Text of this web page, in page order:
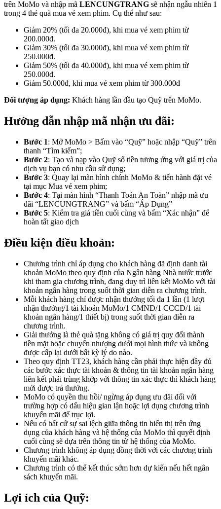
trên MoMo và nhập mã LENCUNGTRANG sẽ nhận ngẫu nhiên 1
trong 4 thẻ quà mua vé xem phim. Cụ thể như sau:
Giảm 20% (tối đa 20.000đ), khi mua vé xem phim từ
200.000đ.
Giảm 30% (tối đa 30.000đ), khi mua vé xem phim từ
250.000đ.
Giảm 50% (tối đa 40.000đ), khi mua vé xem phim từ
250.000đ.
Giảm 50.000đ, khi mua vé xem phim từ 300.000đ
Đối tượng áp dụng: Khách hàng lần đầu tạo Quỹ trên MoMo.
Hướng dẫn nhập mã nhận ưu đãi:
Bước 1: Mở MoMo > Bấm vào “Quỹ” hoặc nhập “Quỹ” trên
thanh “Tìm kiếm”;
Bước 2: Tạo và nạp vào Quỹ số tiền tương ứng với giá trị của
dịch vụ bạn có nhu cầu sử dụng;
Bước 3: Quay lại màn hình chính MoMo & tiến hành đặt vé
tại mục Mua vé xem phim;
Bước 4: Tại màn hình “Thanh Toán An Toàn” nhập mã ưu
đãi “LENCUNGTRANG” và bấm “Áp Dụng”
Bước 5: Kiểm tra giá tiền cuối cùng và bấm “Xác nhận” để
hoàn tất giao dịch
Điều kiện điều khoản:
Chương trình chỉ áp dụng cho khách hàng đã định danh tài
khoản MoMo theo quy định của Ngân hàng Nhà nước trước
khi tham gia chương trình, đang duy trì liên kết MoMo với tài
khoản ngân hàng trong suốt thời gian diễn ra chương trình.
Mỗi khách hàng chỉ được nhận thưởng tối đa 1 lần (1 lượt
nhận thưởng/1 tài khoản MoMo/1 CMND/1 CCCD/1 tài
khoản ngân hàng/1 thiết bị) trong suốt thời gian diễn ra
chương trình.
Giải thưởng là thẻ quà tặng không có giá trị quy đổi thành
tiền mặt hoặc chuyển nhượng dưới mọi hình thức và không
được cấp lại dưới bất kỳ lý do nào.
Theo quy định TT23, khách hàng cần phải thực hiện đầy đủ
các bước xác thực tài khoản & thông tin tài khoản ngân hàng
liên kết phải trùng khớp với thông tin xác thực thì khách hàng
mới được trả thưởng.
MoMo có quyền thu hồi/ ngừng áp dụng ưu đãi đối với
trường hợp có dấu hiệu gian lận hoặc lợi dụng chương trình
khuyến mãi để trục lợi.
Nếu có bất cứ sự sai lệch giữa thông tin hiển thị trên ứng
dụng của khách hàng và hệ thống của MoMo thì quyết định
cuối cùng sẽ dựa trên thông tin từ hệ thống của MoMo.
Chương trình không áp dụng đồng thời với các chương trình
khuyến mãi khác.
Chương trình có thể kết thúc sớm hơn dự kiến nếu hết ngân
sách khuyến mãi.
Lợi ích của Quỹ: